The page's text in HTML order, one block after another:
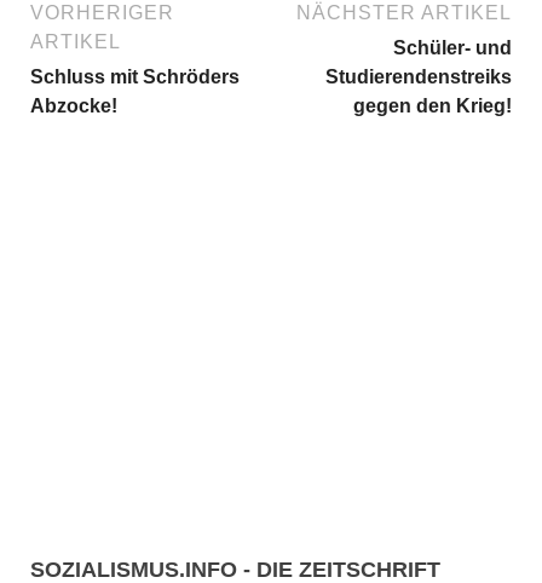
VORHERIGER
ARTIKEL
Schluss mit Schröders
Abzocke!
NÄCHSTER ARTIKEL
Schüler- und
Studierendenstreiks
gegen den Krieg!
SOZIALISMUS.INFO - DIE ZEITSCHRIFT